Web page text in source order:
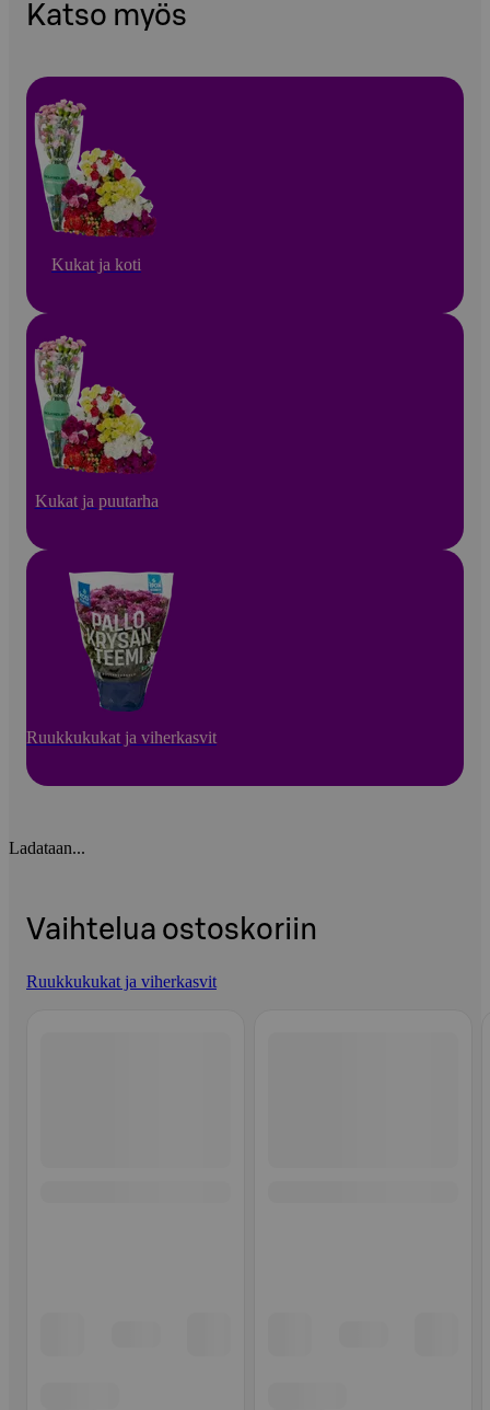
Katso myös
Kukat ja koti
Kukat ja puutarha
Ruukkukukat ja viherkasvit
Ladataan...
Vaihtelua ostoskoriin
Ruukkukukat ja viherkasvit